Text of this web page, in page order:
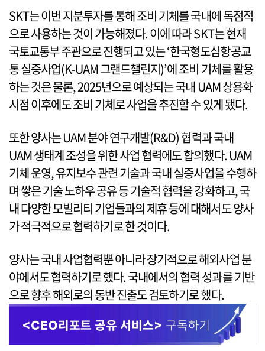
SKT는 이번 지분투자를 통해 조비 기체를 국내에 독점적
으로 사용하는 것이 가능해졌다. 이에 따라 SKT는 현재
국토교통부 주관으로 진행되고 있는 ‘한국형도심항공교
통 실증사업(K-UAM 그랜드챌린지)’에 조비 기체를 활용
하는 것은 물론, 2025년으로 예상되는 국내 UAM 상용화
시점 이후에도 조비 기체로 사업을 추진할 수 있게 됐다.
또한 양사는 UAM 분야 연구개발(R&D) 협력과 국내
UAM 생태계 조성을 위한 사업 협력에도 합의했다. UAM
기체 운영, 유지보수 관련 기술과 국내 실증사업을 수행하
며 쌓은 기술 노하우 공유 등 기술적 협력을 강화하고, 국
내 다양한 모빌리티 기업들과의 제휴 등에 대해서도 양사
가 적극적으로 협력하기로 한 것이다.
양사는 국내 사업협력뿐 아니라 장기적으로 해외사업 분
야에서도 협력하기로 했다. 국내에서의 협력 성과를 기반
으로 향후 해외로의 동반 진출도 검토하기로 했다.